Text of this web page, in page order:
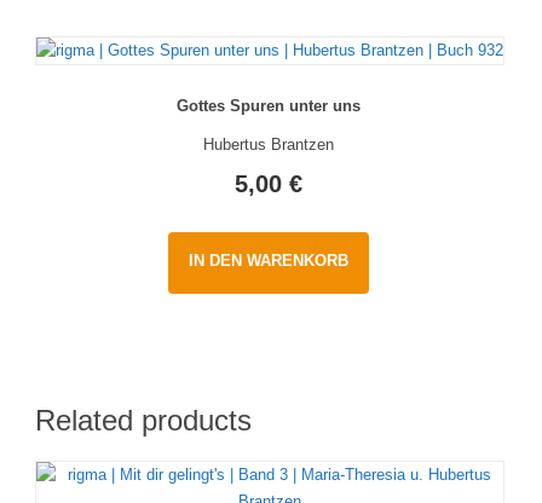
Gottes Spuren unter uns
Hubertus Brantzen
5,00€
IN DEN WARENKORB
Related products